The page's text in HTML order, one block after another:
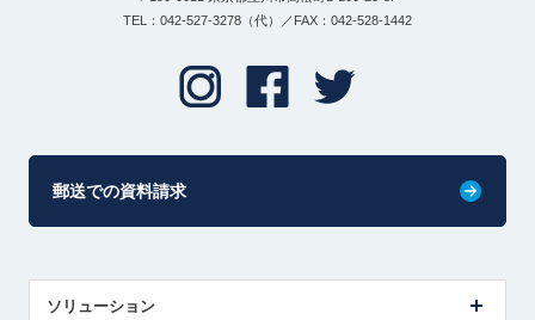
TEL：042-527-3278（代）／FAX：042-528-1442
郵送での資料請求
ソリューション